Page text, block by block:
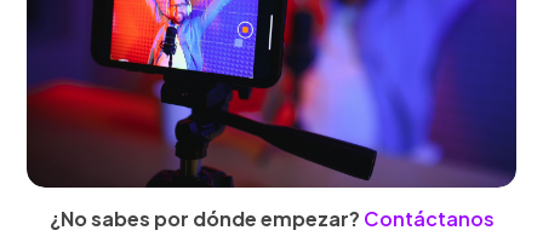
¿No sabes por dónde empezar? Contáctanos